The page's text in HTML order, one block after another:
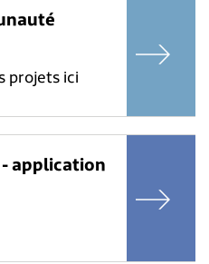
projets ici
application